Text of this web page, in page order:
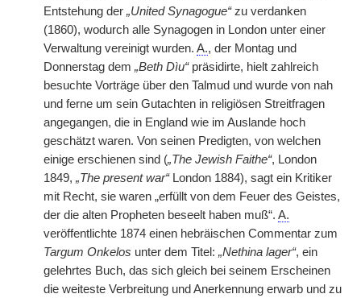
Entstehung der „United Synagogue“zu verdanken
(1860), wodurch alle Synagogen in London unter einer
Verwaltung vereinigt wurden. A., der Montag und
Donnerstag dem „Beth Dìu“präsidirte, hielt zahlreich
besuchte Vorträge über den Talmud und wurde von nah
und ferne um sein Gutachten in religiösen Streitfragen
angegangen, die in England wie im Auslande hoch
geschätzt waren. Von seinen Predigten, von welchen
einige erschienen sind („The Jewish Faithe“, London
1849, „The present war“London 1884), sagt ein Kritiker
mit Recht, sie waren „erfüllt von dem Feuer des Geistes,
der die alten Propheten beseelt haben muß“. A.
veröffentlichte 1874 einen hebräischen Commentar zum
Targum Onkelos unter dem Titel: „Nethina lager“, ein
gelehrtes Buch, das sich gleich bei seinem Erscheinen
die weiteste Verbreitung und Anerkennung erwarb und zu